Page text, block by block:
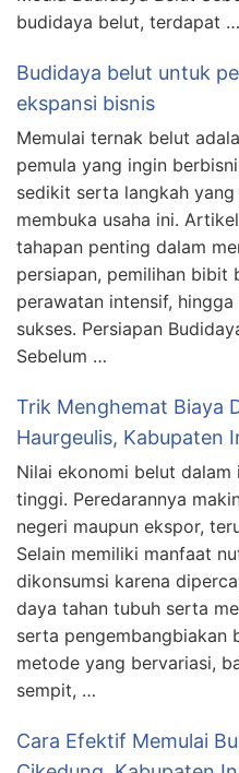
budidaya belut, terdapat …
Budidaya belut untuk
ekspansi bisnis
Memulai ternak belut
pemula yang ingin
sedikit serta langkah
membuka usaha ini.
tahapan penting dalam
persiapan, pemilihan bibit
perawatan intensif,
sukses. Persiapan
Sebelum …
Trik Menghemat Biaya
Haurgeulis, Kabupaten
Nilai ekonomi belut
tinggi. Peredarannya
negeri maupun ekspor,
Selain memiliki manfaat
dikonsumsi karena
daya tahan tubuh serta
serta pengembangbiakan
metode yang bervariasi,
sempit, …
Cara Efektif Memulai